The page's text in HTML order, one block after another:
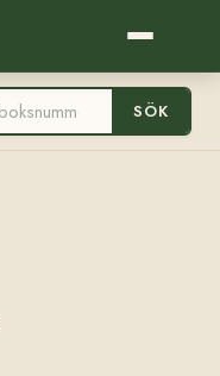
SÖK